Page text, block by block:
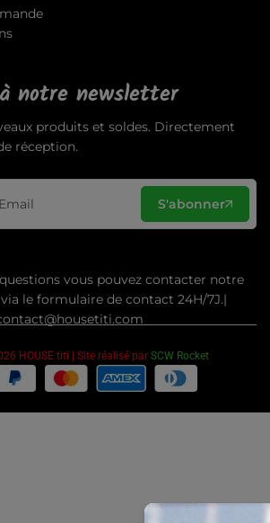
notre newsletter
produits et soldes. Directement
réception.
S'abonner
vous pouvez contacter notre
le formulaire de contact 24H/7J.|
HOUSE titi | Site réalisé par SCW Rocket